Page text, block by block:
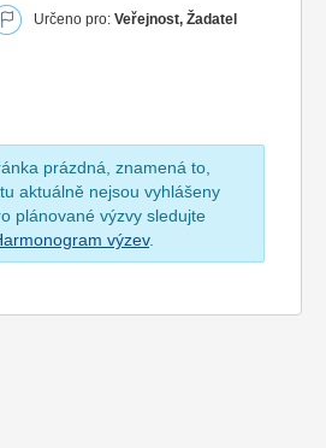
Určeno pro: Veřejnost, Žadatel
prázdná, znamená to,
aktuálně nejsou vyhlášeny
plánované výzvy sledujte
výzev.